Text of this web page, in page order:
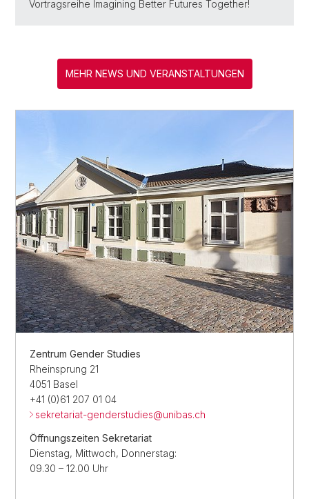
Vortragsreihe Imagining Better Futures Together!
MEHR NEWS UND VERANSTALTUNGEN
Zentrum Gender Studies
Rheinsprung 21
4051 Basel
+41 (0)61 207 01 04
sekretariat-genderstudies@unibas.ch
Öffnungszeiten Sekretariat
Dienstag, Mittwoch, Donnerstag:
09.30 – 12.00 Uhr